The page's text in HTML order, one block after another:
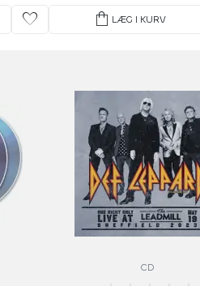
favorite shopping_bag LÆG I KURV
CD